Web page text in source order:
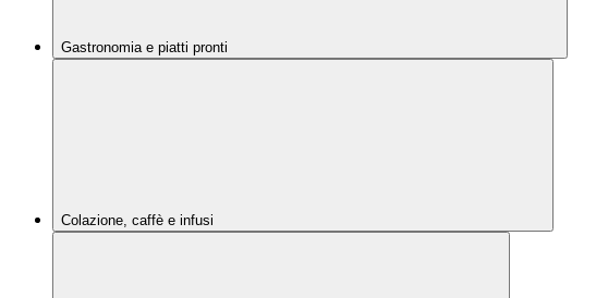
Gastronomia e piatti pronti
Colazione, caffè e infusi